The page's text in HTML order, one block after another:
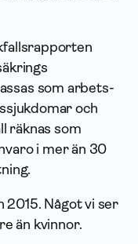
som arbets­
och
räknas som
i mer än 30
Något vi ser
än kvinnor.